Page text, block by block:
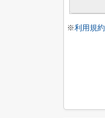
※利用規約